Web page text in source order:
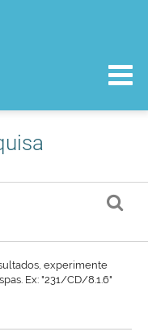
experimente
Ex: "231/CD/8.1.6"